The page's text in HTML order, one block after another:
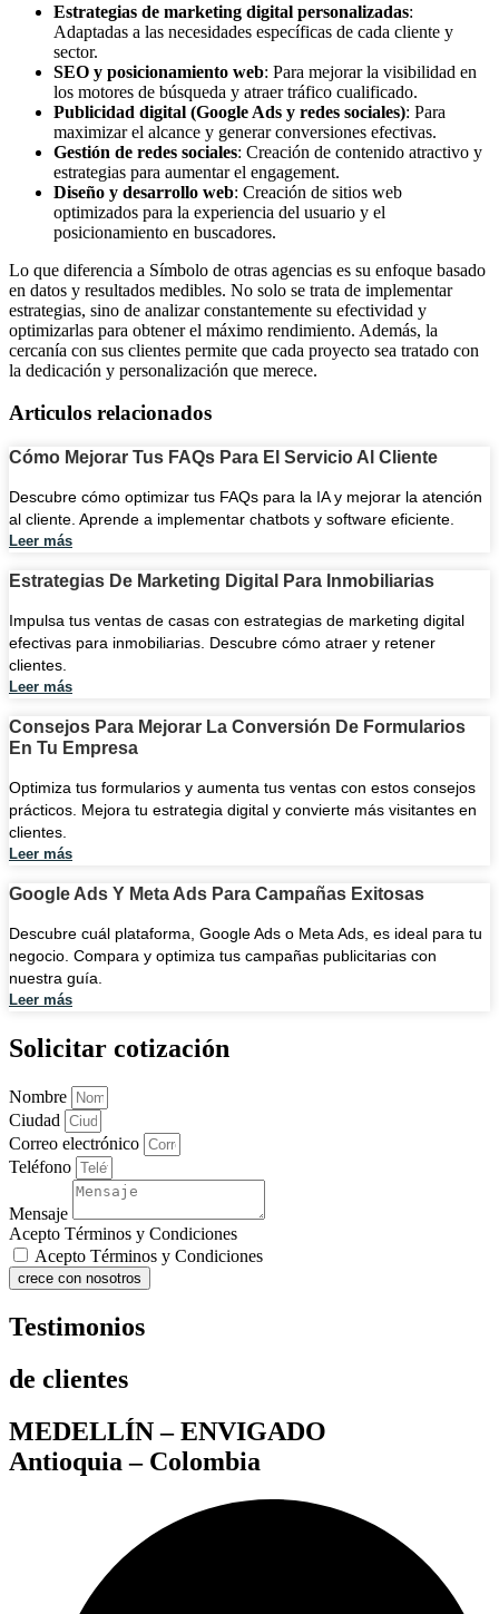
Estrategias de marketing digital personalizadas:
Adaptadas a las necesidades específicas de cada cliente y
sector.
SEO y posicionamiento web: Para mejorar la visibilidad en
los motores de búsqueda y atraer tráfico cualificado.
Publicidad digital (Google Ads y redes sociales): Para
maximizar el alcance y generar conversiones efectivas.
Gestión de redes sociales: Creación de contenido atractivo y
estrategias para aumentar el engagement.
Diseño y desarrollo web: Creación de sitios web
optimizados para la experiencia del usuario y el
posicionamiento en buscadores.
Lo que diferencia a Símbolo de otras agencias es su enfoque basado
en datos y resultados medibles. No solo se trata de implementar
estrategias, sino de analizar constantemente su efectividad y
optimizarlas para obtener el máximo rendimiento. Además, la
cercanía con sus clientes permite que cada proyecto sea tratado con
la dedicación y personalización que merece.
Articulos relacionados
Cómo Mejorar Tus FAQs Para El Servicio Al Cliente
Descubre cómo optimizar tus FAQs para la IA y mejorar la atención
al cliente. Aprende a implementar chatbots y software eficiente.
Leer más
Estrategias De Marketing Digital Para Inmobiliarias
Impulsa tus ventas de casas con estrategias de marketing digital
efectivas para inmobiliarias. Descubre cómo atraer y retener
clientes.
Leer más
Consejos Para Mejorar La Conversión De Formularios
En Tu Empresa
Optimiza tus formularios y aumenta tus ventas con estos consejos
prácticos. Mejora tu estrategia digital y convierte más visitantes en
clientes.
Leer más
Google Ads Y Meta Ads Para Campañas Exitosas
Descubre cuál plataforma, Google Ads o Meta Ads, es ideal para tu
negocio. Compara y optimiza tus campañas publicitarias con
nuestra guía.
Leer más
Solicitar cotización
Nombre
Ciudad
Correo electrónico
Teléfono
Mensaje
Acepto Términos y Condiciones
Acepto Términos y Condiciones
crece con nosotros
Testimonios
de clientes
MEDELLÍN – ENVIGADO
Antioquia – Colombia